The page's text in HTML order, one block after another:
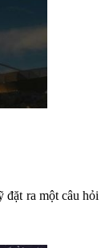
đặt ra một câu hỏi